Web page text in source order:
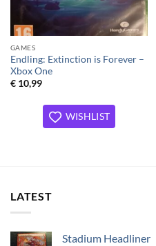
GAMES
Endling: Extinction is Forever –
Xbox One
€10,99
WISHLIST
LATEST
Stadium Headliner